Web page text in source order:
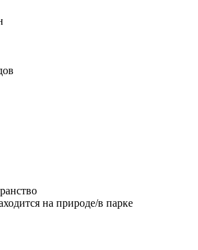
на природе/в парке